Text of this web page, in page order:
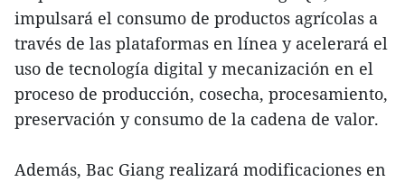
impulsará el consumo de productos agrícolas a
través de las plataformas en línea y acelerará el
uso de tecnología digital y mecanización en el
proceso de producción, cosecha, procesamiento,
preservación y consumo de la cadena de valor.
Además, Bac Giang realizará modificaciones en